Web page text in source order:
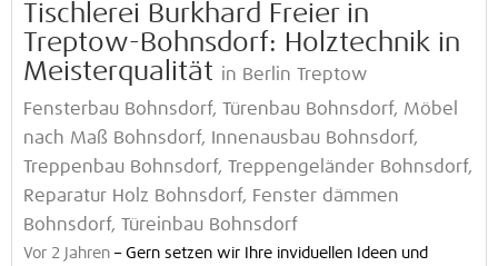
Tischlerei Burkhard Freier in
Treptow-Bohnsdorf: Holztechnik in
Meisterqualität in Berlin Treptow
Fensterbau Bohnsdorf, Türenbau Bohnsdorf, Möbel
nach Maß Bohnsdorf, Innenausbau Bohnsdorf,
Treppenbau Bohnsdorf, Treppengeländer Bohnsdorf,
Reparatur Holz Bohnsdorf, Fenster dämmen
Bohnsdorf, Türeinbau Bohnsdorf
Vor 2 Jahren – Gern setzen wir Ihre inviduellen Ideen und